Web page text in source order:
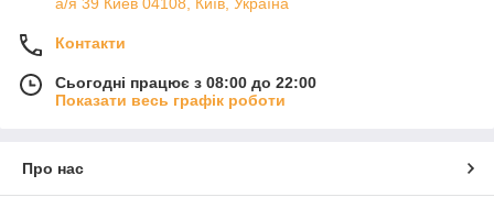
Контакти
Сьогодні працює з 08:00 до 22:00
Показати весь графік роботи
Про нас